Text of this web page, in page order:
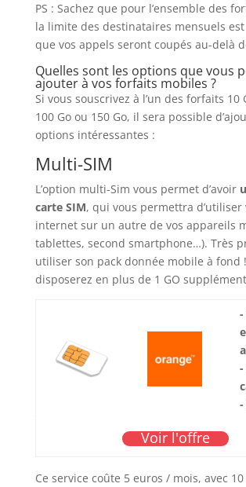
PS : Sachez que pour l’ensemble des
la limite des destinataires mensuels
que vos appels seront coupés au-delà
Quelles sont les options que vous
ajouter à vos forfaits mobiles ?
Si vous souscrivez à l’un des forfaits 10
100 Go ou 150 Go, il sera possible
options intéressantes :
Multi-SIM
L’option multi-Sim vous permet d’avoir
carte SIM, qui vous permettra d’utiliser
internet sur un autre de vos appareils
tablettes, second smartphone…). Très
utiliser son pack donnée mobile à fond
disposerez en plus de 1 GO
-
Voir l'offre
Ce service coûte 5 euros / mois, avec